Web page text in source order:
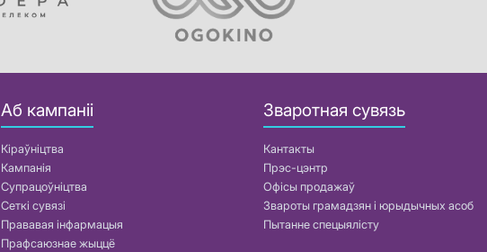
Аб кампаніі
Кіраўніцтва
Кампанія
Супрацоўніцтва
Сеткі сувязі
Прававая інфармацыя
Прафсаюзнае жыццё
Зваротная сувязь
Кантакты
Прэс-цэнтр
Офісы продажаў
Звароты грамадзян і юрыдычных асоб
Пытанне спецыялісту